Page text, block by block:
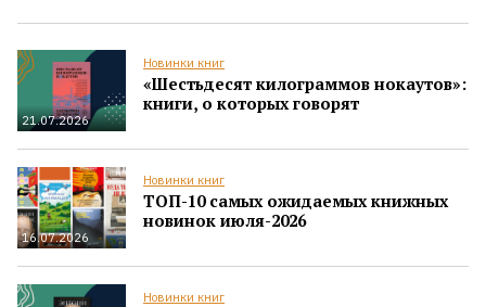
21.07.2026
Новинки книг
«Шестьдесят килограммов нокаутов»:
книги, о которых говорят
16.07.2026
Новинки книг
ТОП-10 самых ожидаемых книжных
новинок июля-2026
Новинки книг